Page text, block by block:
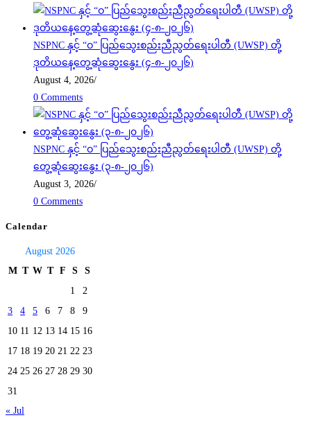
NSPNC နှင့် “ဝ” ပြည်သွေးစည်းညီညွတ်ရေးပါတီ (UWSP) တို့
ဒုတိယနေ့တွေ့ဆုံဆွေးနွေး (၄-၈-၂၀၂၆)
August 4, 2026/
0 Comments
NSPNC နှင့် “ဝ” ပြည်သွေးစည်းညီညွတ်ရေးပါတီ (UWSP) တို့
တွေ့ဆုံဆွေးနွေး (၃-၈-၂၀၂၆)
August 3, 2026/
0 Comments
Calendar
August 2026
M T W T F S
S
1
2
3
4 5 6 7 8
9
10 11 12 13 14 15 16
17 18 19 20 21 22 23
24 25 26 27 28 29 30
31
« Jul